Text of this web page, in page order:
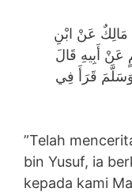
مَالِكٌ عَنْ ابْنِ
أَبِيهِ قَالَ
قَرَأَ فِي
”Telah
bin Yusuf, ia
kepada kami